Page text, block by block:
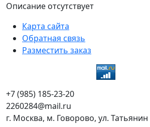
Описание отсутствует
Карта сайта
Обратная связь
Разместить заказ
+7 (985) 185-23-20
2260284@mail.ru
г. Москва, м. Говорово, ул.